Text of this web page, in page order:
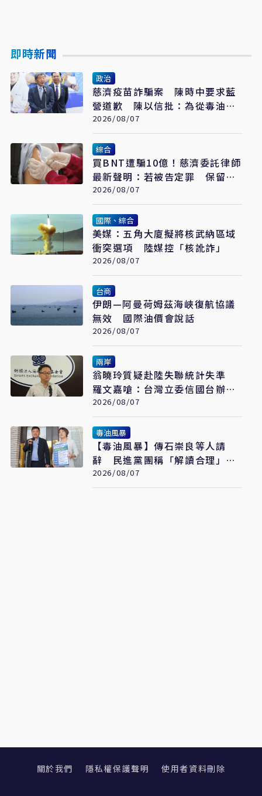
即時新聞
政治
慈濟疫苗詐騙案 陳時中要求藍
營道歉 陳以信批：為從毒油案
脫身
2026/08/07
綜合
買BNT遭騙10億！慈濟委託律師
最新聲明：若被告定罪 保留民
事請求賠償
2026/08/07
國際、綜合
美媒：五角大廈擬將核武納區域
衝突選項 陸媒控「核訛詐」
2026/08/07
台商
伊朗—阿曼荷姆茲海峽復航協議
無效 國際油價會說話
2026/08/07
兩岸
翁曉玲質疑赴陸失聯統計失準
羅文嘉嗆：台灣立委信國台辦說
謊話
2026/08/07
毒油風暴
【毒油風暴】傳石崇良等人請
辭 民進黨團稱「解讀合理」：
但地方不要都甩鍋中央
2026/08/07
關於我們 隱私權保護聲明 使用者資料刪除